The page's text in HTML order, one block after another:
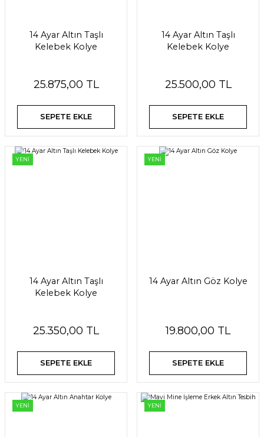
14 Ayar Altın Taşlı
Kelebek Kolye
25.875,00 TL
SEPETE EKLE
14 Ayar Altın Taşlı
Kelebek Kolye
25.500,00 TL
SEPETE EKLE
YENİ
14 Ayar Altın Taşlı
Kelebek Kolye
25.350,00 TL
SEPETE EKLE
YENİ
14 Ayar Altın Göz Kolye
19.800,00 TL
SEPETE EKLE
YENİ YENİ